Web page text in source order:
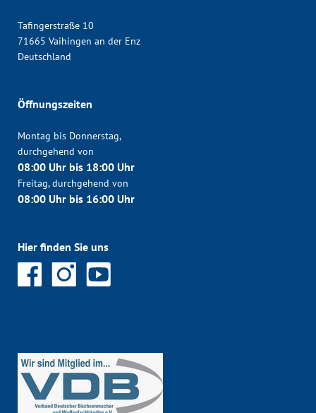
Tafingerstraße 10
71665 Vaihingen an der Enz
Deutschland
Öffnungszeiten
Montag bis Donnerstag,
durchgehend von
08:00 Uhr bis 18:00 Uhr
Freitag, durchgehend von
08:00 Uhr bis 16:00 Uhr
Hier finden Sie uns